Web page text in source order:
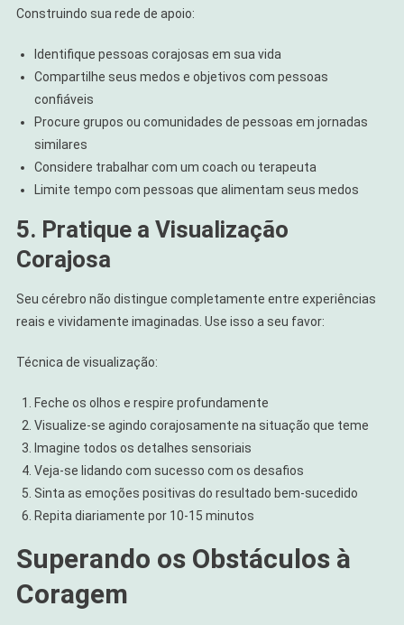
Construindo sua rede de apoio:
Identifique pessoas corajosas em sua vida
Compartilhe seus medos e objetivos com pessoas
confiáveis
Procure grupos ou comunidades de pessoas em jornadas
similares
Considere trabalhar com um coach ou terapeuta
Limite tempo com pessoas que alimentam seus medos
5. Pratique a Visualização
Corajosa
Seu cérebro não distingue completamente entre experiências
reais e vividamente imaginadas. Use isso a seu favor:
Técnica de visualização:
Feche os olhos e respire profundamente
Visualize-se agindo corajosamente na situação que teme
Imagine todos os detalhes sensoriais
Veja-se lidando com sucesso com os desafios
Sinta as emoções positivas do resultado bem-sucedido
Repita diariamente por 10-15 minutos
Superando os Obstáculos à
Coragem